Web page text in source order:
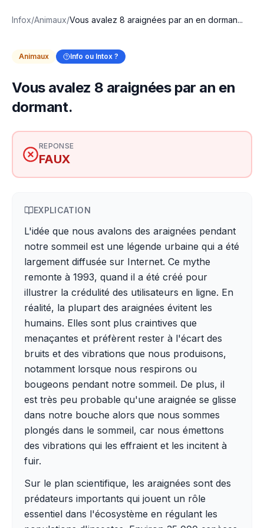
Infox/Animaux/Vous avalez 8 araignées par an en dorman...
Animaux Info ou Intox ?
Vous avalez 8 araignées par an en
dormant.
REPONSE
FAUX
EXPLICATION
L'idée que nous avalons des araignées pendant
notre sommeil est une légende urbaine qui a été
largement diffusée sur Internet. Ce mythe
remonte à 1993, quand il a été créé pour
illustrer la crédulité des utilisateurs en ligne. En
réalité, la plupart des araignées évitent les
humains. Elles sont plus craintives que
menaçantes et préfèrent rester à l'écart des
bruits et des vibrations que nous produisons,
notamment lorsque nous respirons ou
bougeons pendant notre sommeil. De plus, il
est très peu probable qu'une araignée se glisse
dans notre bouche alors que nous sommes
plongés dans le sommeil, car nous émettons
des vibrations qui les effraient et les incitent à
fuir.
Sur le plan scientifique, les araignées sont des
prédateurs importants qui jouent un rôle
essentiel dans l'écosystème en régulant les